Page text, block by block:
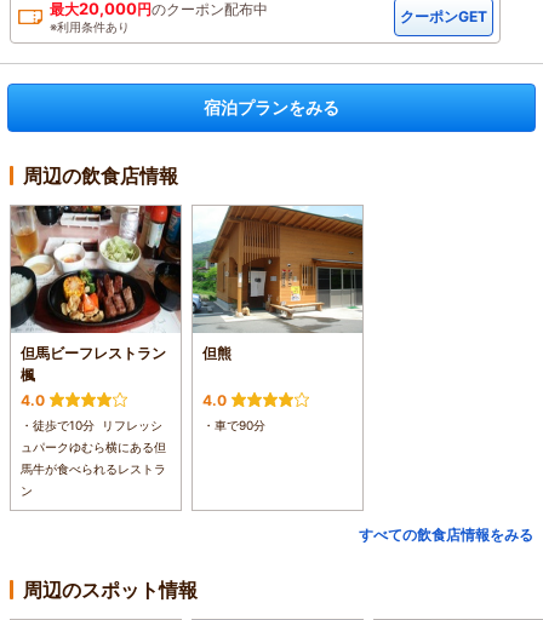
最大20,000円のクーポン配布中
※利用条件あり
クーポンGET
宿泊プランをみる
周辺の飲食店情報
但馬ビーフレストラン
楓
4.0
・徒歩で10分 リフレッシ
ュパークゆむら横にある但
馬牛が食べられるレストラ
ン
但熊
4.0
・車で90分
すべての飲食店情報をみる
周辺のスポット情報